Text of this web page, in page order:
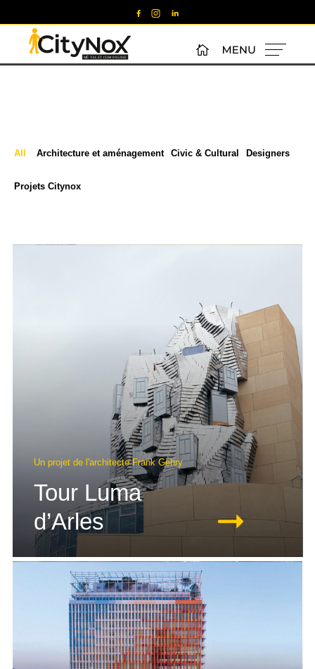
All Architecture et aménagement Civic & Cultural Designers
Projets Citynox
Un projet de l'architecte Frank Gehry
Tour Luma
d’Arles